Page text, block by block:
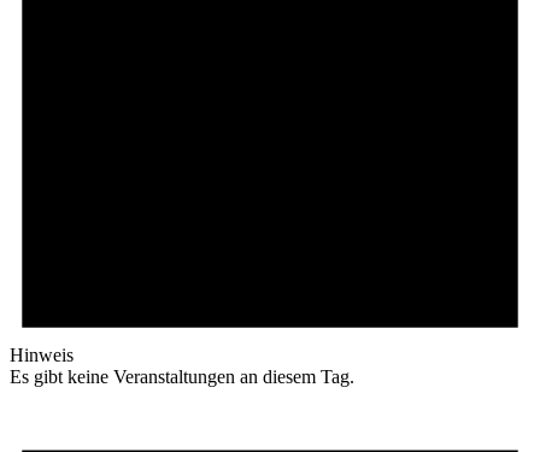
Hinweis
Es gibt keine Veranstaltungen an diesem Tag.